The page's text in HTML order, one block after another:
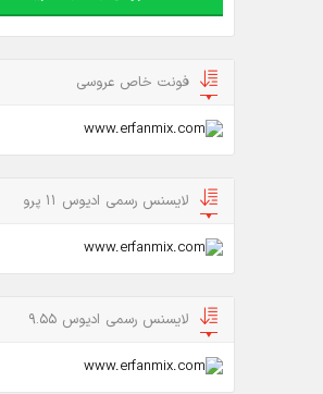
فونت خاص عروسی
لایسنس رسمی ادیوس 11 پرو
لایسنس رسمی ادیوس 9.55